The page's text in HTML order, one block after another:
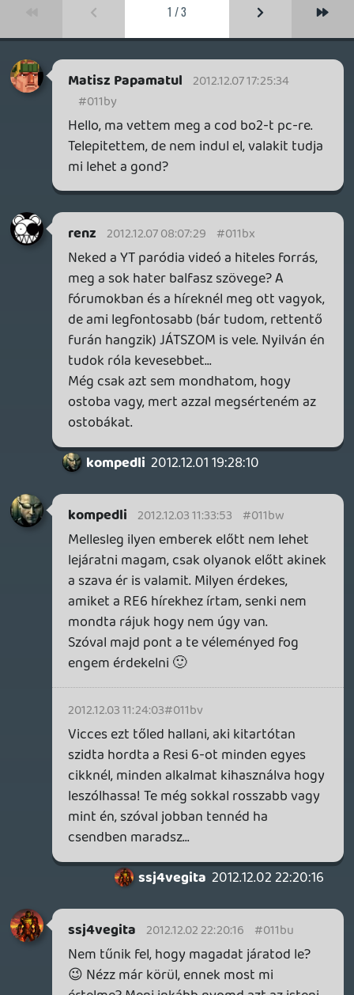
kompedli 2012.11.27 16:20:30
kompedli 2012.11.28 09:31:52 #011bm
Hagyjad már magad Vegita, ugyanannyit
ér nekem a te szavad mint neked az
enyém 🙂
ssj4vegita 2012.11.28 00:46:49
🙂
ssj4vegita 2012.11.28 00:46:49
ssj4vegita 2012.11.28 00:46:49 #011bk
Ugye? 🙂 Nem az számít mit mondanak,
hanem hogy ki mondja.
gyurmagy 2012.11.27 20:07:49
kompedli 2012.11.27 21:48:27 #011bj
Nézd meg mikkel játszok szakértőkém!
Egyértelműen mindegyik egy rakás szar
😃
gyurmagy
gyurmagy 2012.11.27 20:07:49 #011bi
Ezt most olvastam:) most látom igazán
milyen nagy igényű szakértővel van
dolgunk:)
ssj4vegita 2012.11.26 01:25:29
renz 2012.11.27 19:30:49 #011bh
kompedli 2012.11.27 16:20:30
Hát.. a multija is egy rakás sz*r. Ezért pénzt
kiadni ... Inkább adnád nekem azt a pénzt
amit erre pazarolsz 😃
vortel 2012.11.26 22:17:13
Nightdante 2012.11.27 14:28:05
Csak egy kérdés: E7300 procival,4gb ram,
gt440-es videokártyával futtatható a
2012.11.27 08:27:22
Nem csak emiatt...
Információk Oké, értem és elfogadom!